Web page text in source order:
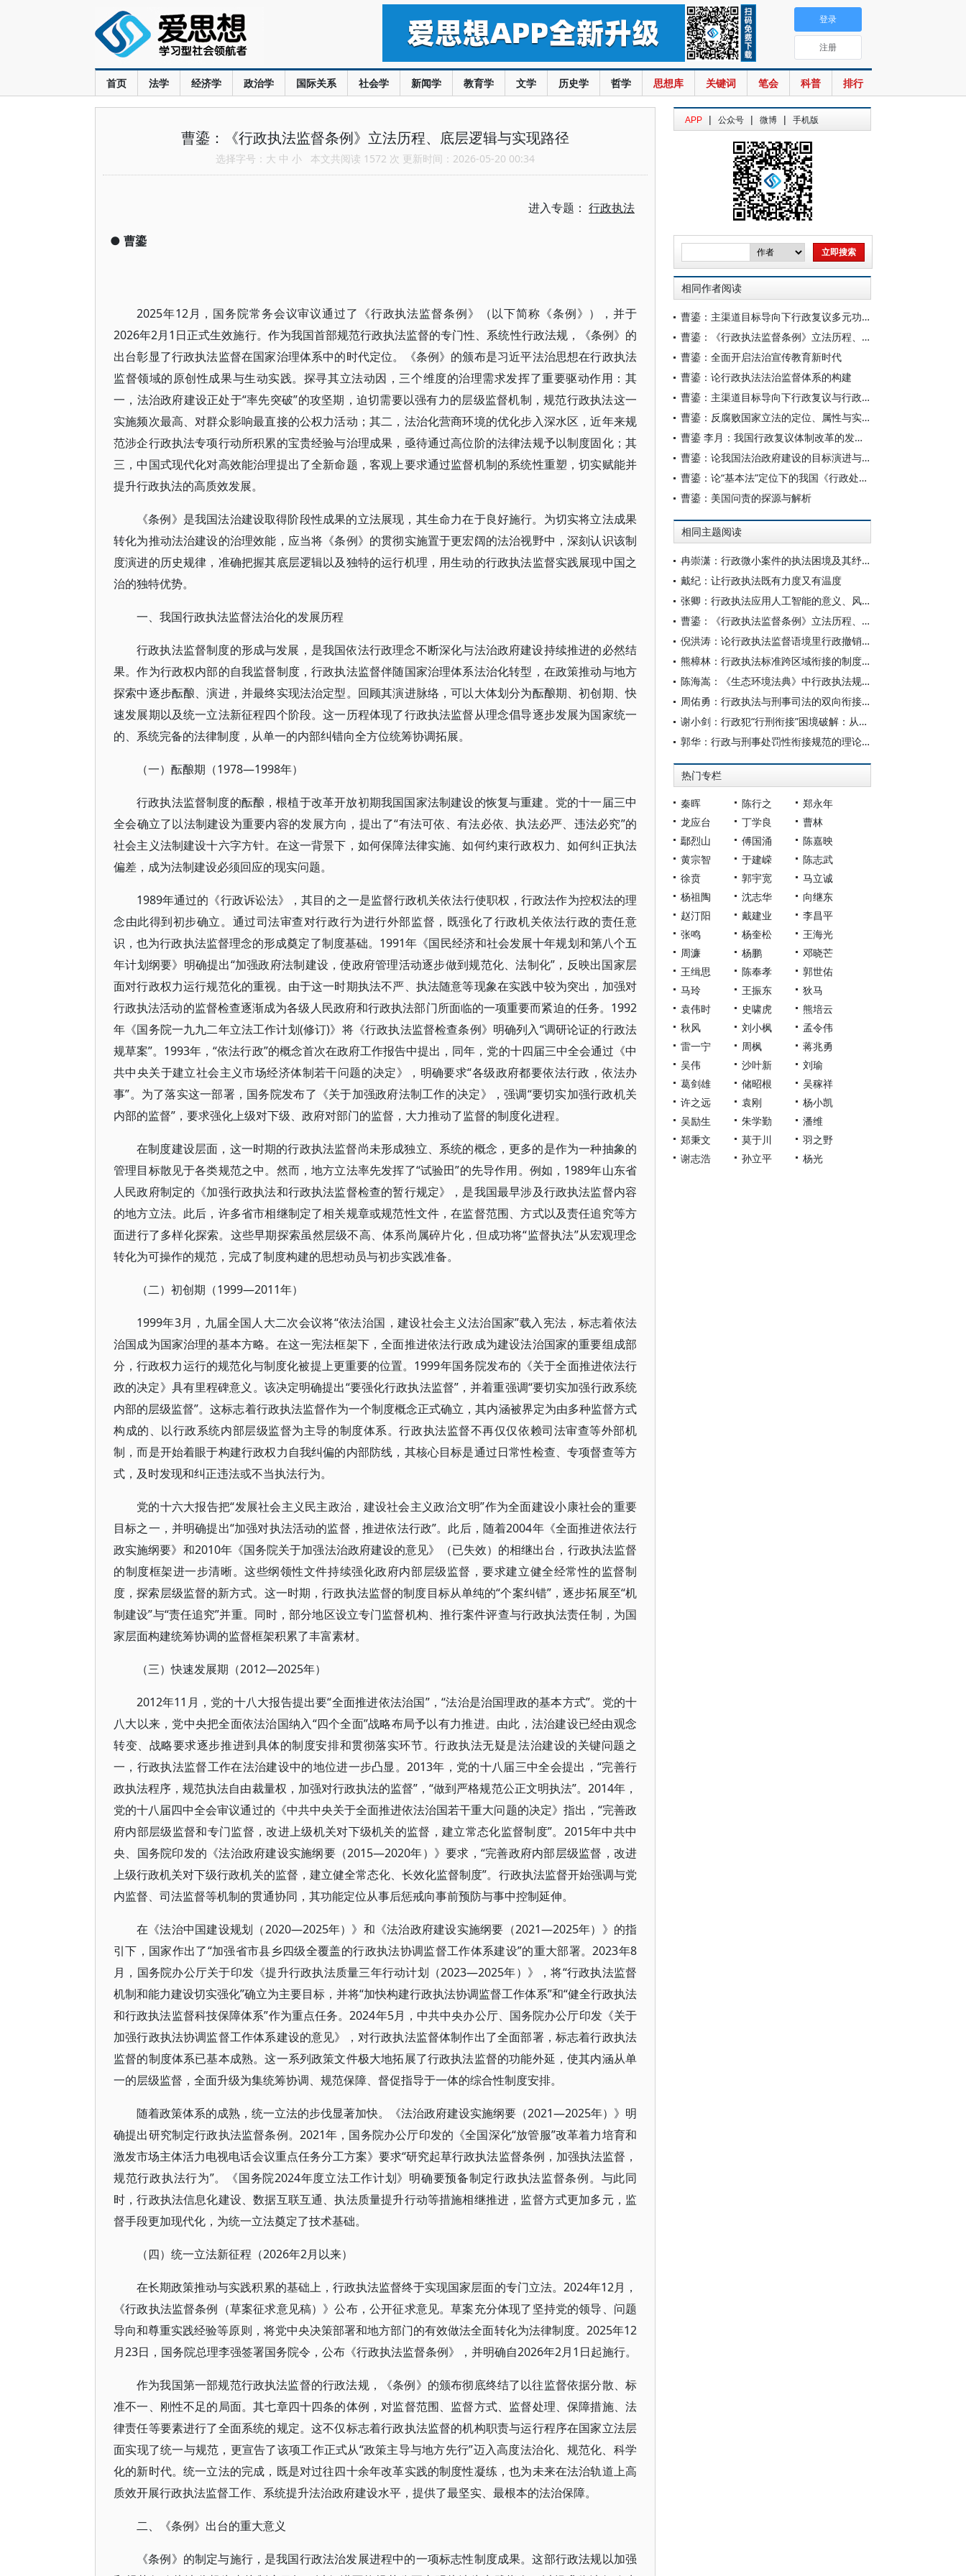
首页 法学 经济学 政治学 国际关系 社会学 新闻学 教育学 文学 历史学 哲学 思想库 关键词 笔会 科普 排行
登录
注册
曹鎏：《行政执法监督条例》立法历程、底层逻辑与实现路径
选择字号： 大 中 小 本文共阅读 1572 次 更新时间：2026-05-20 00:34
进入专题： 行政执法
● 曹鎏
2025年12月，国务院常务会议审议通过了《行政执法监督条例》（以下简称《条例》），并于
2026年2月1日正式生效施行。作为我国首部规范行政执法监督的专门性、系统性行政法规，《条例》的
出台彰显了行政执法监督在国家治理体系中的时代定位。《条例》的颁布是习近平法治思想在行政执法
监督领域的原创性成果与生动实践。探寻其立法动因，三个维度的治理需求发挥了重要驱动作用：其
一，法治政府建设正处于“率先突破”的攻坚期，迫切需要以强有力的层级监督机制，规范行政执法这一
实施频次最高、对群众影响最直接的公权力活动；其二，法治化营商环境的优化步入深水区，近年来规
范涉企行政执法专项行动所积累的宝贵经验与治理成果，亟待通过高位阶的法律法规予以制度固化；其
三，中国式现代化对高效能治理提出了全新命题，客观上要求通过监督机制的系统性重塑，切实赋能并
提升行政执法的高质效发展。
《条例》是我国法治建设取得阶段性成果的立法展现，其生命力在于良好施行。为切实将立法成果
转化为推动法治建设的治理效能，应当将《条例》的贯彻实施置于更宏阔的法治视野中，深刻认识该制
度演进的历史规律，准确把握其底层逻辑以及独特的运行机理，用生动的行政执法监督实践展现中国之
治的独特优势。
一、我国行政执法监督法治化的发展历程
行政执法监督制度的形成与发展，是我国依法行政理念不断深化与法治政府建设持续推进的必然结
果。作为行政权内部的自我监督制度，行政执法监督伴随国家治理体系法治化转型，在政策推动与地方
探索中逐步酝酿、演进，并最终实现法治定型。回顾其演进脉络，可以大体划分为酝酿期、初创期、快
速发展期以及统一立法新征程四个阶段。这一历程体现了行政执法监督从理念倡导逐步发展为国家统一
的、系统完备的法律制度，从单一的内部纠错向全方位统筹协调拓展。
（一）酝酿期（1978—1998年）
行政执法监督制度的酝酿，根植于改革开放初期我国国家法制建设的恢复与重建。党的十一届三中
全会确立了以法制建设为重要内容的发展方向，提出了“有法可依、有法必依、执法必严、违法必究”的
社会主义法制建设十六字方针。在这一背景下，如何保障法律实施、如何约束行政权力、如何纠正执法
偏差，成为法制建设必须回应的现实问题。
1989年通过的《行政诉讼法》，其目的之一是监督行政机关依法行使职权，行政法作为控权法的理
念由此得到初步确立。通过司法审查对行政行为进行外部监督，既强化了行政机关依法行政的责任意
识，也为行政执法监督理念的形成奠定了制度基础。1991年《国民经济和社会发展十年规划和第八个五
年计划纲要》明确提出“加强政府法制建设，使政府管理活动逐步做到规范化、法制化”，反映出国家层
面对行政权力运行规范化的重视。由于这一时期执法不严、执法随意等现象在实践中较为突出，加强对
行政执法活动的监督检查逐渐成为各级人民政府和行政执法部门所面临的一项重要而紧迫的任务。1992
年《国务院一九九二年立法工作计划(修订)》将《行政执法监督检查条例》明确列入“调研论证的行政法
规草案”。1993年，“依法行政”的概念首次在政府工作报告中提出，同年，党的十四届三中全会通过《中
共中央关于建立社会主义市场经济体制若干问题的决定》，明确要求“各级政府都要依法行政，依法办
事”。为了落实这一部署，国务院发布了《关于加强政府法制工作的决定》，强调“要切实加强行政机关
内部的监督”，要求强化上级对下级、政府对部门的监督，大力推动了监督的制度化进程。
在制度建设层面，这一时期的行政执法监督尚未形成独立、系统的概念，更多的是作为一种抽象的
管理目标散见于各类规范之中。然而，地方立法率先发挥了“试验田”的先导作用。例如，1989年山东省
人民政府制定的《加强行政执法和行政执法监督检查的暂行规定》，是我国最早涉及行政执法监督内容
的地方立法。此后，许多省市相继制定了相关规章或规范性文件，在监督范围、方式以及责任追究等方
面进行了多样化探索。这些早期探索虽然层级不高、体系尚属碎片化，但成功将“监督执法”从宏观理念
转化为可操作的规范，完成了制度构建的思想动员与初步实践准备。
（二）初创期（1999—2011年）
1999年3月，九届全国人大二次会议将“依法治国，建设社会主义法治国家”载入宪法，标志着依法
治国成为国家治理的基本方略。在这一宪法框架下，全面推进依法行政成为建设法治国家的重要组成部
分，行政权力运行的规范化与制度化被提上更重要的位置。1999年国务院发布的《关于全面推进依法行
政的决定》具有里程碑意义。该决定明确提出“要强化行政执法监督”，并着重强调“要切实加强行政系统
内部的层级监督”。这标志着行政执法监督作为一个制度概念正式确立，其内涵被界定为由多种监督方式
构成的、以行政系统内部层级监督为主导的制度体系。行政执法监督不再仅仅依赖司法审查等外部机
制，而是开始着眼于构建行政权力自我纠偏的内部防线，其核心目标是通过日常性检查、专项督查等方
式，及时发现和纠正违法或不当执法行为。
党的十六大报告把“发展社会主义民主政治，建设社会主义政治文明”作为全面建设小康社会的重要
目标之一，并明确提出“加强对执法活动的监督，推进依法行政”。此后，随着2004年《全面推进依法行
政实施纲要》和2010年《国务院关于加强法治政府建设的意见》（已失效）的相继出台，行政执法监督
的制度框架进一步清晰。这些纲领性文件持续强化政府内部层级监督，要求建立健全经常性的监督制
度，探索层级监督的新方式。这一时期，行政执法监督的制度目标从单纯的“个案纠错”，逐步拓展至“机
制建设”与“责任追究”并重。同时，部分地区设立专门监督机构、推行案件评查与行政执法责任制，为国
家层面构建统筹协调的监督框架积累了丰富素材。
（三）快速发展期（2012—2025年）
2012年11月，党的十八大报告提出要“全面推进依法治国”，“法治是治国理政的基本方式”。党的十
八大以来，党中央把全面依法治国纳入“四个全面”战略布局予以有力推进。由此，法治建设已经由观念
转变、战略要求逐步推进到具体的制度安排和贯彻落实环节。行政执法无疑是法治建设的关键问题之
一，行政执法监督工作在法治建设中的地位进一步凸显。2013年，党的十八届三中全会提出，“完善行
政执法程序，规范执法自由裁量权，加强对行政执法的监督”，“做到严格规范公正文明执法”。2014年，
党的十八届四中全会审议通过的《中共中央关于全面推进依法治国若干重大问题的决定》指出，“完善政
府内部层级监督和专门监督，改进上级机关对下级机关的监督，建立常态化监督制度”。2015年中共中
央、国务院印发的《法治政府建设实施纲要（2015—2020年）》要求，“完善政府内部层级监督，改进
上级行政机关对下级行政机关的监督，建立健全常态化、长效化监督制度”。行政执法监督开始强调与党
内监督、司法监督等机制的贯通协同，其功能定位从事后惩戒向事前预防与事中控制延伸。
在《法治中国建设规划（2020—2025年）》和《法治政府建设实施纲要（2021—2025年）》的指
引下，国家作出了“加强省市县乡四级全覆盖的行政执法协调监督工作体系建设”的重大部署。2023年8
月，国务院办公厅关于印发《提升行政执法质量三年行动计划（2023—2025年）》，将“行政执法监督
机制和能力建设切实强化”确立为主要目标，并将“加快构建行政执法协调监督工作体系”和“健全行政执法
和行政执法监督科技保障体系”作为重点任务。2024年5月，中共中央办公厅、国务院办公厅印发《关于
加强行政执法协调监督工作体系建设的意见》，对行政执法监督体制作出了全面部署，标志着行政执法
监督的制度体系已基本成熟。这一系列政策文件极大地拓展了行政执法监督的功能外延，使其内涵从单
一的层级监督，全面升级为集统筹协调、规范保障、督促指导于一体的综合性制度安排。
随着政策体系的成熟，统一立法的步伐显著加快。《法治政府建设实施纲要（2021—2025年）》明
确提出研究制定行政执法监督条例。2021年，国务院办公厅印发的《全国深化“放管服”改革着力培育和
激发市场主体活力电视电话会议重点任务分工方案》要求“研究起草行政执法监督条例，加强执法监督，
规范行政执法行为”。《国务院2024年度立法工作计划》明确要预备制定行政执法监督条例。与此同
时，行政执法信息化建设、数据互联互通、执法质量提升行动等措施相继推进，监督方式更加多元，监
督手段更加现代化，为统一立法奠定了技术基础。
（四）统一立法新征程（2026年2月以来）
在长期政策推动与实践积累的基础上，行政执法监督终于实现国家层面的专门立法。2024年12月，
《行政执法监督条例（草案征求意见稿）》公布，公开征求意见。草案充分体现了坚持党的领导、问题
导向和尊重实践经验等原则，将党中央决策部署和地方部门的有效做法全面转化为法律制度。2025年12
月23日，国务院总理李强签署国务院令，公布《行政执法监督条例》，并明确自2026年2月1日起施行。
作为我国第一部规范行政执法监督的行政法规，《条例》的颁布彻底终结了以往监督依据分散、标
准不一、刚性不足的局面。其七章四十四条的体例，对监督范围、监督方式、监督处理、保障措施、法
律责任等要素进行了全面系统的规定。这不仅标志着行政执法监督的机构职责与运行程序在国家立法层
面实现了统一与规范，更宣告了该项工作正式从“政策主导与地方先行”迈入高度法治化、规范化、科学
化的新时代。统一立法的完成，既是对过往四十余年改革实践的制度性凝练，也为未来在法治轨道上高
质效开展行政执法监督工作、系统提升法治政府建设水平，提供了最坚实、最根本的法治保障。
二、《条例》出台的重大意义
《条例》的制定与施行，是我国行政法治发展进程中的一项标志性制度成果。这部行政法规以加强
APP | 公众号 | 微博 | 手机版
相同作者阅读
曹鎏：主渠道目标导向下行政复议多元功能价值之实现
曹鎏：《行政执法监督条例》立法历程、底层逻辑与实现路径
曹鎏：全面开启法治宣传教育新时代
曹鎏：论行政执法法治监督体系的构建
曹鎏：主渠道目标导向下行政复议与行政诉讼衔接关系研究
曹鎏：反腐败国家立法的定位、属性与实现路径
曹鎏 李月：我国行政复议体制改革的发展演进、目标构成及修法回应
曹鎏：论我国法治政府建设的目标演进与发展转型
曹鎏：论“基本法”定位下的我国《行政处罚法》修改——以2016年至2019年的行政处罚复议及应诉案件为视角
曹鎏：美国问责的探源与解析
相同主题阅读
冉崇潇：行政微小案件的执法困境及其纾解
戴纪：让行政执法既有力度又有温度
张卿：行政执法应用人工智能的意义、风险及应对
曹鎏：《行政执法监督条例》立法历程、底层逻辑与实现路径
倪洪涛：论行政执法监督语境里行政撤销权的行使边界
熊樟林：行政执法标准跨区域衔接的制度构造
陈海嵩：《生态环境法典》中行政执法规则的体系化构造
周佑勇：行政执法与刑事司法的双向衔接研究——以食品安全案件移送为视角
谢小剑：行政犯“行刑衔接”困境破解：从分离式到联动式
郭华：行政与刑事处罚性衔接规范的理论省思及完善途径
热门专栏
秦晖 陈行之
郑永年
龙应台
丁学良
曹林
鄢烈山
傅国涌
陈嘉映
黄宗智
于建嵘
陈志武
徐贲
郭宇宽
马立诚
杨祖陶
沈志华
向继东
赵汀阳
戴建业
李昌平
张鸣
杨奎松
王海光
周濂
杨鹏
邓晓芒
王缉思
陈奉孝
郭世佑
马玲
王振东
狄马
袁伟时
史啸虎
熊培云
秋风
刘小枫
孟令伟
雷一宁
周枫
蒋兆勇
吴伟
沙叶新
刘瑜
葛剑雄
储昭根
吴稼祥
许之远
袁刚
杨小凯
吴励生
朱学勤
潘维
郑秉文
莫于川
羽之野
谢志浩
孙立平 杨光